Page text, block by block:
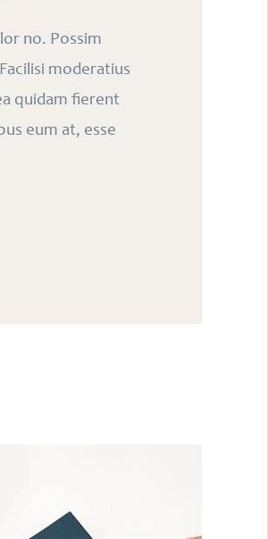
no. Possim
moderatius
quidam fierent
eum at, esse